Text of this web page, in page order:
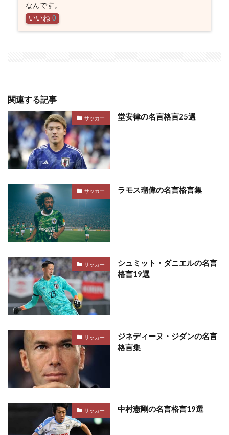
なんです。
いいね 0
関連する記事
サッカー 堂安律の名言格言25選
サッカー ラモス瑠偉の名言格言集
サッカー
シュミット・ダニエルの名言
格言19選
サッカー
ジネディーヌ・ジダンの名言
格言集
サッカー 中村憲剛の名言格言19選